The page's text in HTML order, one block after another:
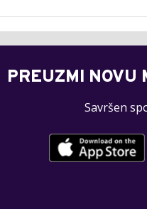
PREUZMI NOVU
Savršen